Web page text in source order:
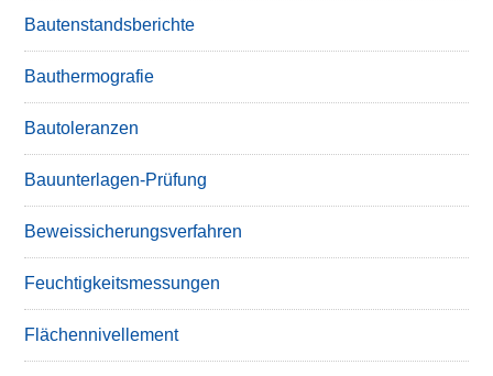
Bautenstandsberichte
Bauthermografie
Bautoleranzen
Bauunterlagen-Prüfung
Beweissicherungsverfahren
Feuchtigkeitsmessungen
Flächennivellement